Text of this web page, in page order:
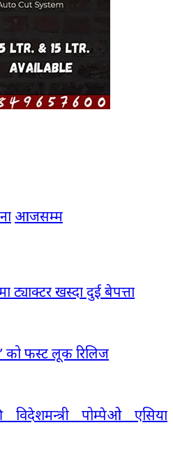
आजसम्म
ट्याक्टर खस्दा दुई बेपत्ता
को फस्ट लूक रिलिज
विदेशमन्त्री पोम्पेओ एसिया